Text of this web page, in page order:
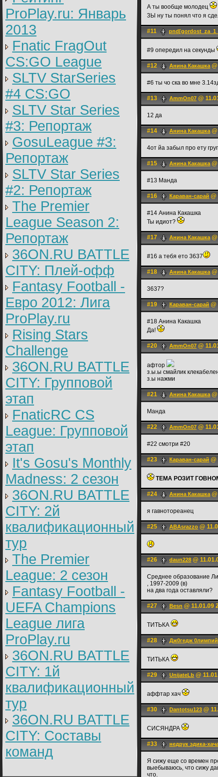
ProPlay.ru: Январь
2013
Fnatic FragOut
CS:GO League
SLTV StarSeries
#4 CS:GO
SLTV Star Series
#3: Репортаж
GosuLeague #3:
Репортаж
SLTV Star Series
#2: Репортаж
The Premier
League Season 2:
Репортаж
36ON.RU BATTLE
CITY: Плей-офф
Fantasy Football -
Евро 2012: Лига
ProPlay.ru
Rising Stars
Challenge
36ON.RU BATTLE
CITY: Групповой
этап
FnaticRC CS
League: Групповой
этап
It's Gosu's Monthly
Madness: 2 сезон
36ON.RU BATTLE
CITY: 2й
квалификационный
тур
The Premier
League: 2 cезон
Fantasy Football -
UEFA Champions
League лига
ProPlay.ru
36ON.RU BATTLE
CITY: 1й
квалификационный
тур
36ON.RU BATTLE
CITY: Составы
команд
А ты вообще молодец
3Ы ну ты понял что я
#11
#9 опередил на секунды
#12 Анина Какашка@
#6 ты чо ска во мне
#13 AmmOn07 @
12 да
#14 Анина Какашка@
4от йа забыл про ету
#15 Анина Какашка@
#13 Манда
#16 Караван-сарай @
#14 Анина Какашка
Ты идиот?
#17 Анина Какашка@
#16 а тебя ето 3637
#18 Анина Какашка@
3637?
#19 Караван-сарай @
#18 Анина Какашка
Да!
#20 AmmOn07 @
афтор
з.ы.ы смайлик
з.ы нажми
#21 Анина Какашка@
Манда
#22 AmmOn07 @
#22 смотри #20
#23 Караван-сарай @
ТЕМА РОЗИТ
#24 Анина Какашка@
я гавнотореанец
#25 ABAsrazzo @
#26 daun228 @
Среднее образование
, 1997-2009 (в)
на два года оставляли?
#27 Besn @ 11.01.09
ТИТЬКА
#28 Дж0гедж
ТИТЬКА
#29 UnijateLb @
аффтар хач
#30 Dantotsu123 @
СИСЯНДРА
#33 недрук эдика-
Я сижу еще со времен
выебываюсь, что сижу
что.